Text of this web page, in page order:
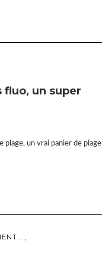
fluo, un super
plage, un vrai panier de plage